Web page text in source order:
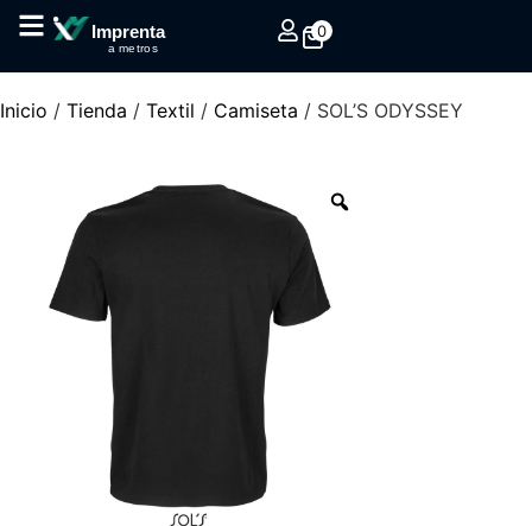
Imprenta
a metros
0
Inicio / Tienda / Textil / Camiseta / SOL’S ODYSSEY